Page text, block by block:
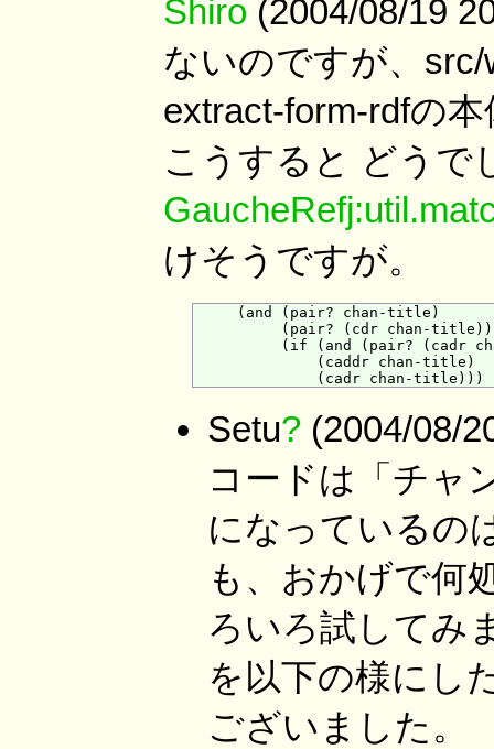
Shiro (2004/08/19
ないのですが、
extract-form-rdfの
こうすると どうで
けそうですが。
     (and (pair? chan-title)
          (pair? (cdr chan-title))
(if (and (pair? (cadr
              (caddr chan-title)
Setu? (2004/08/
コードは「チャ
になっているの
も、おかげで何
ろいろ試してみ
を以下の様にし
ございました。